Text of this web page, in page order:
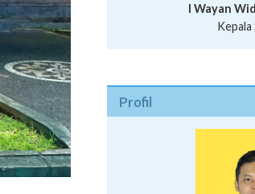
I Wayan
Kepala
Profil